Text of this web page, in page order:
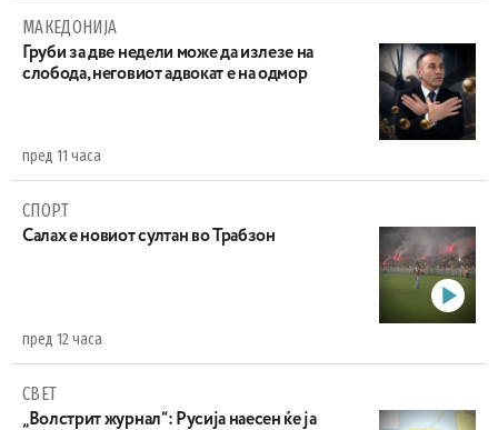
МАКЕДОНИЈА
Груби за две недели може да излезе на
слобода, неговиот адвокат е на одмор
пред 11 часа
СПОРТ
Салах е новиот султан во Трабзон
пред 12 часа
СВЕТ
„Волстрит журнал“: Русија наесен ќе ја